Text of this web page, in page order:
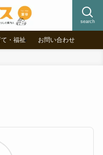
search
・福祉 お問い合わせ